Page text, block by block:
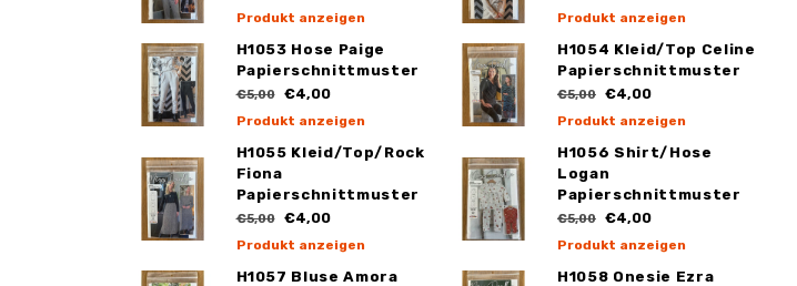
Produkt anzeigen Produkt anzeigen
H1053 Hose Paige
Papierschnittmuster
€5,00 €4,00
Produkt anzeigen
H1054 Kleid/Top Celine
Papierschnittmuster
€5,00 €4,00
Produkt anzeigen
H1055 Kleid/Top/Rock
Fiona
Papierschnittmuster
€5,00 €4,00
Produkt anzeigen
H1056 Shirt/Hose
Logan
Papierschnittmuster
€5,00 €4,00
Produkt anzeigen
H1057 Bluse Amora
H1058 Onesie Ezra